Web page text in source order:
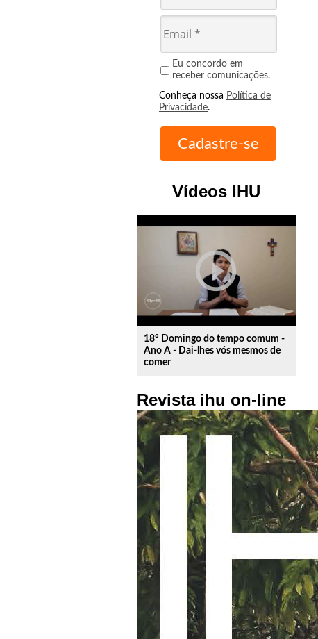
Eu concordo em
receber comunicações.
Conheça nossa Política de
Privacidade.
Vídeos IHU
play_circle_outline
18º Domingo do tempo comum -
Ano A - Dai-lhes vós mesmos de
comer
Revista ihu on-line